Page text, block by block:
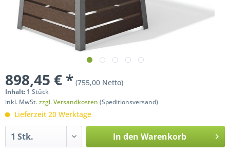
898,45 € * (755,00 Netto)
Inhalt: 1 Stück
inkl. MwSt.zzgl. Versandkosten (Speditionsversand)
Lieferzeit 20 Werktage
In den Warenkorb